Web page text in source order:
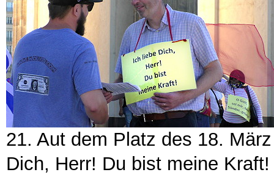
21. Aut dem Platz des 18.
Dich, Herr! Du bist meine Kraft!